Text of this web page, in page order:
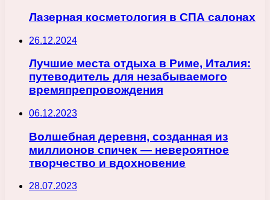
Лазерная косметология в СПА салонах
26.12.2024
Лучшие места отдыха в Риме, Италия:
путеводитель для незабываемого
времяпрепровождения
06.12.2023
Волшебная деревня, созданная из
миллионов спичек — невероятное
творчество и вдохновение
28.07.2023